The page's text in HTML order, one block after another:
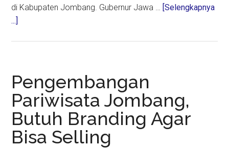
di Kabupaten Jombang. Gubernur Jawa … [Selengkapnya
...]
Lokasi
Sekolah
Rakyat,
Salah
Satunya
di
Pengembangan
Pariwisata Jombang,
Butuh Branding Agar
Bisa Selling